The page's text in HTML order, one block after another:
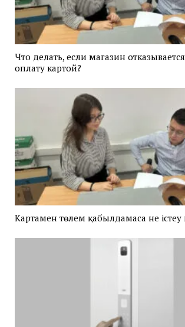
Что делать, если магазин
оплату картой?
Картамен төлем қабылдамаса не істеу